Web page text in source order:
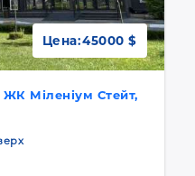
Міленіум Стейт,
Цена:45000 $